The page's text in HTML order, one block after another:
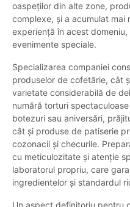
oaspeților din alte zone,
complexe, și a acumulat mai
experiență în acest
evenimente speciale.
Specializarea companiei
produselor de cofetărie, cât
varietate considerabilă de
numără torturi
botezuri sau aniversări,
cât și produse de patiserie
cozonacii și checurile.
cu meticulozitate și atenție
laboratorul propriu, care
ingredientelor și standardul
Un aspect definitoriu pentru